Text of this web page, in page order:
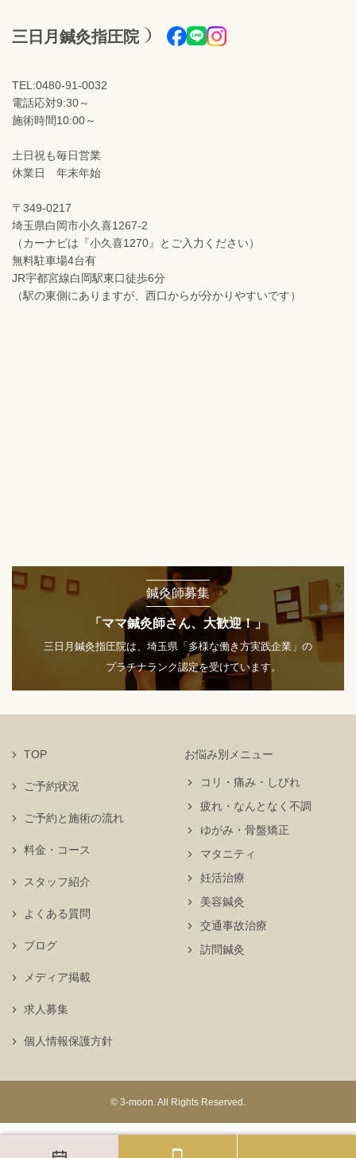
三日月鍼灸指圧院
TEL:0480-91-0032
電話応対9:30～
施術時間10:00～
土日祝も毎日営業
休業日 年末年始
〒349-0217
埼玉県白岡市小久喜1267-2
（カーナビは『小久喜1270』とご入力ください）
無料駐車場4台有
JR宇都宮線白岡駅東口徒歩6分
（駅の東側にありますが、西口からが分かりやすいです）
鍼灸師募集
「ママ鍼灸師さん、大歓迎！」
三日月鍼灸指圧院は、埼玉県「多様な働き方実践企業」の
プラチナランク認定を受けています。
TOP
ご予約状況
お悩み別メニュー
コリ・痛み・しびれ
疲れ・なんとなく不調
ゆがみ・骨盤矯正
マタニティ
妊活治療
美容鍼灸
交通事故治療
訪問鍼灸
ご予約と施術の流れ
料金・コース
スタッフ紹介
よくある質問
ブログ
メディア掲載
求人募集
個人情報保護方針
© 3-moon. All Rights Reserved.